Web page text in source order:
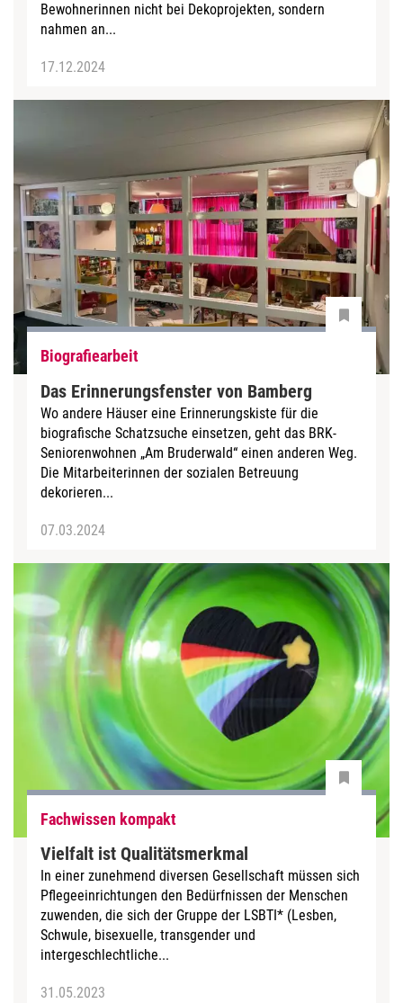
Bewohnerinnen nicht bei Dekoprojekten, sondern
nahmen an...
17.12.2024
Biografiearbeit
Das Erinnerungsfenster von Bamberg
Wo andere Häuser eine Erinnerungskiste für die
biografische Schatzsuche einsetzen, geht das BRK-
Seniorenwohnen „Am Bruderwald“ einen anderen Weg.
Die Mitarbeiterinnen der sozialen Betreuung
dekorieren...
07.03.2024
Fachwissen kompakt
Vielfalt ist Qualitätsmerkmal
In einer zunehmend diversen Gesellschaft müssen sich
Pflegeeinrichtungen den Bedürfnissen der Menschen
zuwenden, die sich der Gruppe der LSBTI* (Lesben,
Schwule, bisexuelle, transgender und
intergeschlechtliche...
31.05.2023